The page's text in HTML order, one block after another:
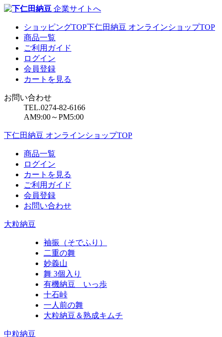
企業サイトへ
ショッピングTOP下仁田納豆 オンラインショップTOP
商品一覧
ご利用ガイド
ログイン
会員登録
カートを見る
お問い合わせ
TEL.0274-82-6166
AM9:00～PM5:00
下仁田納豆 オンラインショップTOP
商品一覧
ログイン
カートを見る
ご利用ガイド
会員登録
お問い合わせ
大粒納豆
袖振（そでふり）
二重の舞
妙義山
舞 3個入り
有機納豆 いっ歩
十石峠
一人前の舞
大粒納豆＆熟成キムチ
中粒納豆